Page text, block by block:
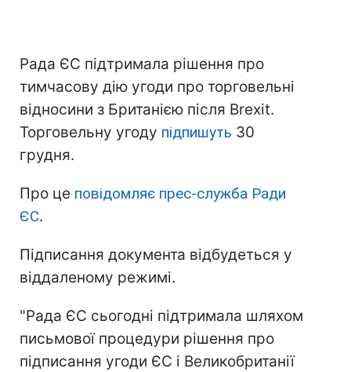
Рада ЄС підтримала рішення про
тимчасову дію угоди про торговельні
відносини з Британією після Brexit.
Торговельну угоду підпишуть 30
грудня.
Про це повідомляє прес-служба Ради
ЄС.
Підписання документа відбудеться у
віддаленому режимі.
"Рада ЄС сьогодні підтримала шляхом
письмової процедури рішення про
підписання угоди ЄС і Великобританії